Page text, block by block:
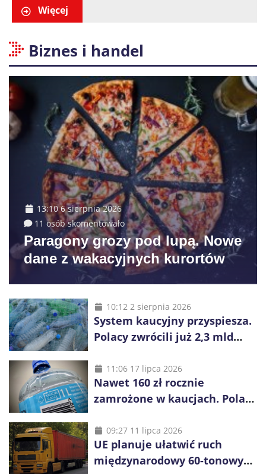
Więcej
Biznes i handel
13:10 6 sierpnia 2026
11 osób skomentowało
Paragony grozy pod lupą. Nowe
dane z wakacyjnych kurortów
10:12 2 sierpnia 2026
System kaucyjny przyspiesza.
Polacy zwrócili już 2,3 mld
11:06 17 lipca 2026
Nawet 160 zł rocznie
zamrożone w kaucjach. Polacy
vouchery
09:27 11 lipca 2026
UE planuje ułatwić ruch
międzynarodowy 60-tonowych